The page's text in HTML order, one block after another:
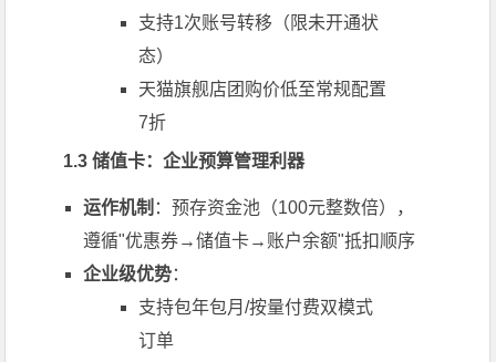
支持1次账号转移（限未开通状
态）
天猫旗舰店团购价低至常规配置
7折
1.3 储值卡：企业预算管理利器
运作机制 ：预存资金池（100元整数倍），
遵循"优惠券→储值卡→账户余额"抵扣顺序
企业级优势：
支持包年包月/按量付费双模式
订单